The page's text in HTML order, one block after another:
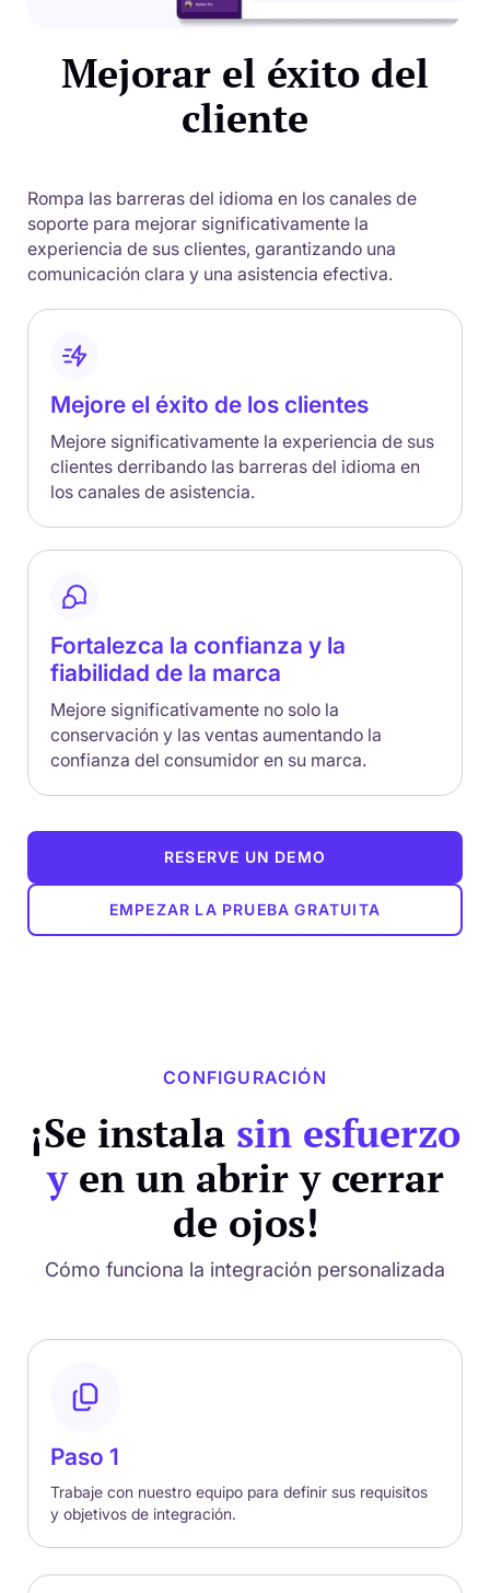
Mejorar el éxito del
cliente
Rompa las barreras del idioma en los canales de
soporte para mejorar significativamente la
experiencia de sus clientes, garantizando una
comunicación clara y una asistencia efectiva.
Mejore el éxito de los clientes
Mejore significativamente la experiencia de sus
clientes derribando las barreras del idioma en
los canales de asistencia.
Fortalezca la confianza y la
fiabilidad de la marca
Mejore significativamente no solo la
conservación y las ventas aumentando la
confianza del consumidor en su marca.
RESERVE UN DEMO
EMPEZAR LA PRUEBA GRATUITA
CONFIGURACIÓN
¡Se instala sin esfuerzo
yen un abrir y cerrar
de ojos!
Cómo funciona la integración personalizada
Paso 1
Trabaje con nuestro equipo para definir sus requisitos
y objetivos de integración.